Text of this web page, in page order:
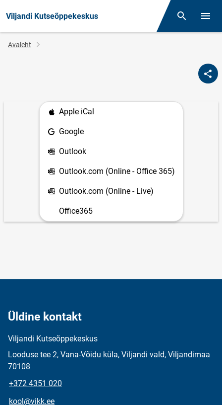
Viljandi Kutseõppekeskus Otsing
Jälglink
Avaleht
Apple iCal
Google
Outlook
Outlook.com (Online - Office 365)
Outlook.com (Online - Live)
Office365
Üldine kontakt
Viljandi Kutseõppekeskus
Looduse tee 2, Vana-Võidu küla, Viljandi vald, Viljandimaa
70108
+372 4351 020
kool@vikk.ee